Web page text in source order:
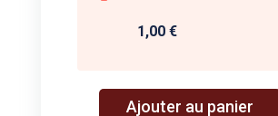
1,00 €
Ajouter au panier